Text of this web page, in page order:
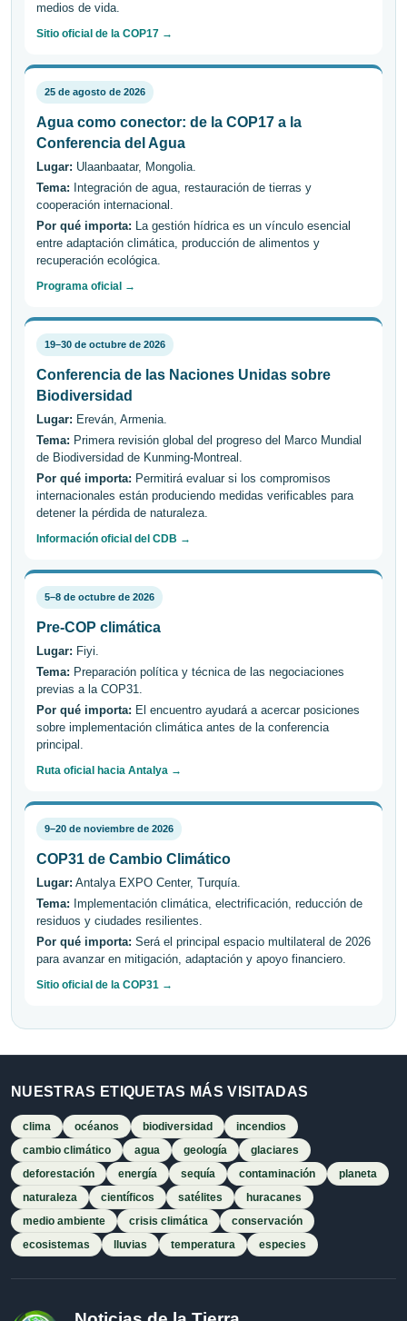
medios de vida.
Sitio oficial de la COP17 →
25 de agosto de 2026
Agua como conector: de la COP17 a la
Conferencia del Agua
Lugar: Ulaanbaatar, Mongolia.
Tema: Integración de agua, restauración de tierras y
cooperación internacional.
Por qué importa: La gestión hídrica es un vínculo esencial
entre adaptación climática, producción de alimentos y
recuperación ecológica.
Programa oficial →
19–30 de octubre de 2026
Conferencia de las Naciones Unidas sobre
Biodiversidad
Lugar: Ereván, Armenia.
Tema: Primera revisión global del progreso del Marco Mundial
de Biodiversidad de Kunming-Montreal.
Por qué importa: Permitirá evaluar si los compromisos
internacionales están produciendo medidas verificables para
detener la pérdida de naturaleza.
Información oficial del CDB →
5–8 de octubre de 2026
Pre-COP climática
Lugar: Fiyi.
Tema: Preparación política y técnica de las negociaciones
previas a la COP31.
Por qué importa: El encuentro ayudará a acercar posiciones
sobre implementación climática antes de la conferencia
principal.
Ruta oficial hacia Antalya →
9–20 de noviembre de 2026
COP31 de Cambio Climático
Lugar: Antalya EXPO Center, Turquía.
Tema: Implementación climática, electrificación, reducción de
residuos y ciudades resilientes.
Por qué importa: Será el principal espacio multilateral de 2026
para avanzar en mitigación, adaptación y apoyo financiero.
Sitio oficial de la COP31 →
NUESTRAS ETIQUETAS MÁS VISITADAS
clima océanos biodiversidad
incendios
cambio climático
agua geología
glaciares
deforestación
energía sequía contaminación
planeta
naturaleza
científicos satélites
huracanes
medio ambiente
crisis climática
conservación
ecosistemas
lluvias temperatura especies